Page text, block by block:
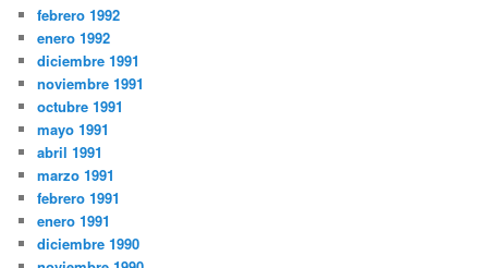
febrero 1992
enero 1992
diciembre 1991
noviembre 1991
octubre 1991
mayo 1991
abril 1991
marzo 1991
febrero 1991
enero 1991
diciembre 1990